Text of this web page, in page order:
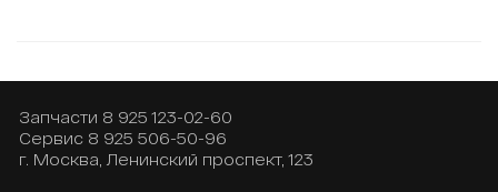
Запчасти 8 925 123-02-60
Сервис 8 925 506-50-96
г. Москва, Ленинский проспект, 123